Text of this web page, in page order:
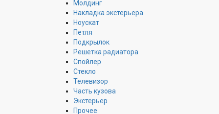
Молдинг
Накладка экстерьера
Ноускат
Петля
Подкрылок
Решетка радиатора
Спойлер
Стекло
Телевизор
Часть кузова
Экстерьер
Прочее